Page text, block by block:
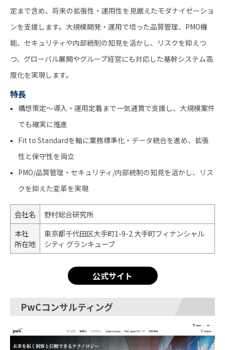
定まで含め、将来の拡張性・運用性を見据えたモダナイゼーショ
ンを支援します。大規模開発・運用で培った品質管理、PMO機
能、セキュリティや内部統制の知見を活かし、リスクを抑えつ
つ、グローバル展開やグループ経営にも対応した基幹システム高
度化を実現します。
特長
構想策定〜導入・運用定着まで一気通貫で支援し、大規模案件
でも確実に推進
Fit to Standardを軸に業務標準化・データ統合を進め、拡張
性と保守性を両立
PMO/品質管理・セキュリティ/内部統制の知見を活かし、リス
クを抑えた変革を実現
会社名
野村総合研究所
本社
所在地
東京都千代田区大手町1-9-2 大手町フィナンシャル
シティ グランキューブ
公式サイト
PwCコンサルティング